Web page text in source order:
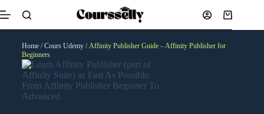
Home/Cours Udemy/ Affinity Publisher Guide – Affinity Publisher for
Beginners